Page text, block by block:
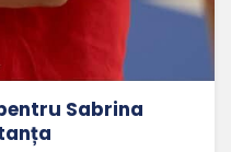
Sabrina